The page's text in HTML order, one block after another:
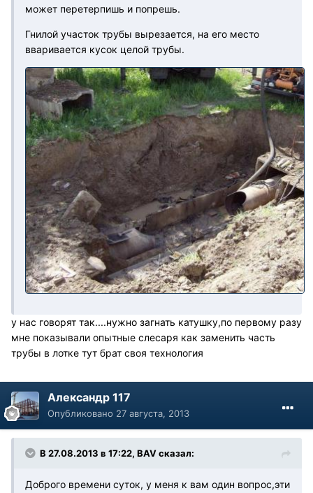
может перетерпишь и попрешь.
Гнилой участок трубы вырезается, на его место
вваривается кусок целой трубы.
у нас говорят так....нужно загнать катушку,по первому разу
мне показывали опытные слесаря как заменить часть
трубы в лотке тут брат своя технология
Александр 117
Опубликовано 27 августа, 2013
В 27.08.2013 в 17:22, BAV сказал:
Доброго времени суток, у меня к вам один вопрос,эти